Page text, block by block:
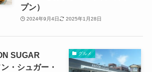
プン）
2024年9月4日 2025年1月28日
グルメ
SUGAR
・シュガー・